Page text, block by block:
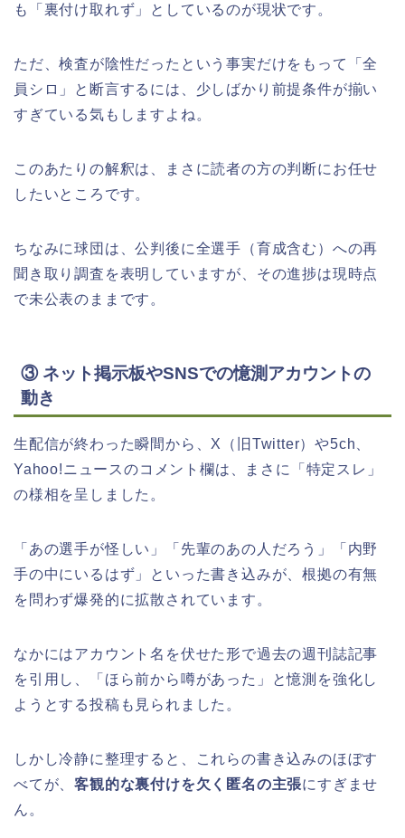
も「裏付け取れず」としているのが現状です。
ただ、検査が陰性だったという事実だけをもって「全
員シロ」と断言するには、少しばかり前提条件が揃い
すぎている気もしますよね。
このあたりの解釈は、まさに読者の方の判断にお任せ
したいところです。
ちなみに球団は、公判後に全選手（育成含む）への再
聞き取り調査を表明していますが、その進捗は現時点
で未公表のままです。
③ ネット掲示板やSNSでの憶測アカウントの
動き
生配信が終わった瞬間から、X（旧Twitter）や5ch、
Yahoo!ニュースのコメント欄は、まさに「特定スレ」
の様相を呈しました。
「あの選手が怪しい」「先輩のあの人だろう」「内野
手の中にいるはず」といった書き込みが、根拠の有無
を問わず爆発的に拡散されています。
なかにはアカウント名を伏せた形で過去の週刊誌記事
を引用し、「ほら前から噂があった」と憶測を強化し
ようとする投稿も見られました。
しかし冷静に整理すると、これらの書き込みのほぼす
べてが、客観的な裏付けを欠く匿名の主張にすぎませ
ん。